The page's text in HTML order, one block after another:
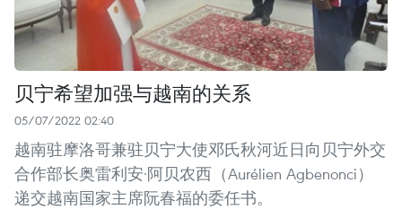
贝宁希望加强与越南的关系
05/07/2022 02:40
越南驻摩洛哥兼驻贝宁大使邓氏秋河近日向贝宁外交
合作部长奥雷利安·阿贝农西（Aurélien Agbenonci）
递交越南国家主席阮春福的委任书。